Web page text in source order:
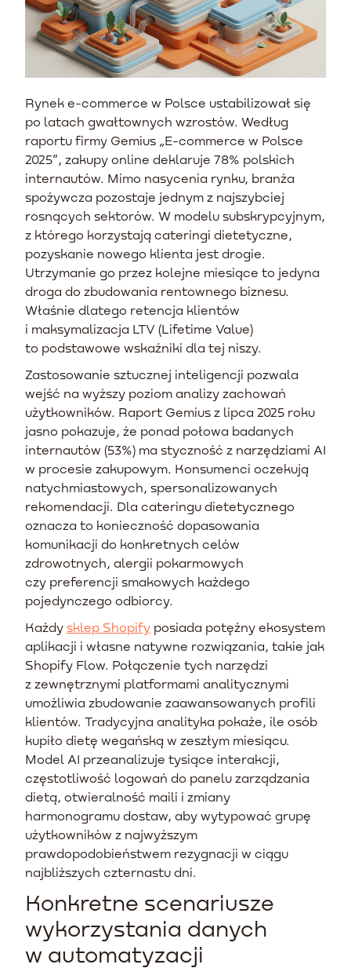
Rynek e-commerce w Polsce ustabilizował się
po latach gwałtownych wzrostów. Według
raportu firmy Gemius „E-commerce w Polsce
2025”, zakupy online deklaruje 78% polskich
internautów. Mimo nasycenia rynku, branża
spożywcza pozostaje jednym z najszybciej
rosnących sektorów. W modelu subskrypcyjnym,
z którego korzystają cateringi dietetyczne,
pozyskanie nowego klienta jest drogie.
Utrzymanie go przez kolejne miesiące to jedyna
droga do zbudowania rentownego biznesu.
Właśnie dlatego retencja klientów
i maksymalizacja LTV (Lifetime Value)
to podstawowe wskaźniki dla tej niszy.
Zastosowanie sztucznej inteligencji pozwala
wejść na wyższy poziom analizy zachowań
użytkowników. Raport Gemius z lipca 2025 roku
jasno pokazuje, że ponad połowa badanych
internautów (53%) ma styczność z narzędziami AI
w procesie zakupowym. Konsumenci oczekują
natychmiastowych, spersonalizowanych
rekomendacji. Dla cateringu dietetycznego
oznacza to konieczność dopasowania
komunikacji do konkretnych celów
zdrowotnych, alergii pokarmowych
czy preferencji smakowych każdego
pojedynczego odbiorcy.
Każdy sklep Shopify posiada potężny ekosystem
aplikacji i własne natywne rozwiązania, takie jak
Shopify Flow. Połączenie tych narzędzi
z zewnętrznymi platformami analitycznymi
umożliwia zbudowanie zaawansowanych profili
klientów. Tradycyjna analityka pokaże, ile osób
kupiło dietę wegańską w zeszłym miesiącu.
Model AI przeanalizuje tysiące interakcji,
częstotliwość logowań do panelu zarządzania
dietą, otwieralność maili i zmiany
harmonogramu dostaw, aby wytypować grupę
użytkowników z najwyższym
prawdopodobieństwem rezygnacji w ciągu
najbliższych czternastu dni.
Konkretne scenariusze
wykorzystania danych
w automatyzacji